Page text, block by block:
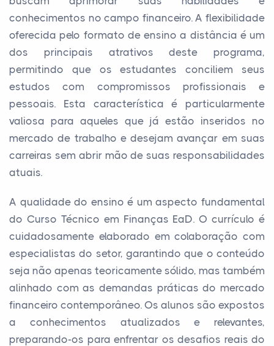
conhecimentos no campo financeiro. A flexibilidade
oferecida pelo formato de ensino a distância é um
dos principais atrativos deste programa,
permitindo que os estudantes conciliem seus
estudos com compromissos profissionais e
pessoais. Esta característica é particularmente
valiosa para aqueles que já estão inseridos no
mercado de trabalho e desejam avançar em suas
carreiras sem abrir mão de suas responsabilidades
atuais.
A qualidade do ensino é um aspecto fundamental
do Curso Técnico em Finanças EaD. O currículo é
cuidadosamente elaborado em colaboração com
especialistas do setor, garantindo que o conteúdo
seja não apenas teoricamente sólido, mas também
alinhado com as demandas práticas do mercado
financeiro contemporâneo. Os alunos são expostos
a conhecimentos atualizados e relevantes,
preparando-os para enfrentar os desafios reais do